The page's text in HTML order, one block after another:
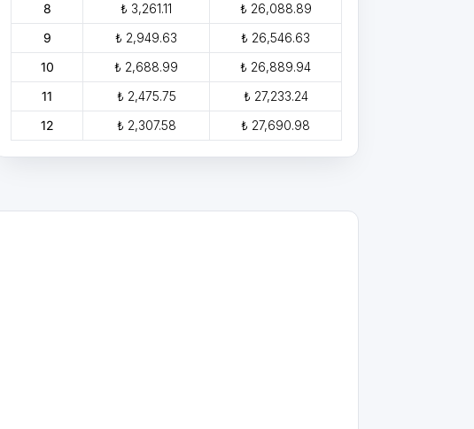
8
₺ 3,261.11
₺ 26,088.89
9
₺ 2,949.63
₺ 26,546.63
10
₺ 2,688.99
₺ 26,889.94
11
₺ 2,475.75
₺ 27,233.24
12
₺ 2,307.58 ₺ 27,690.98